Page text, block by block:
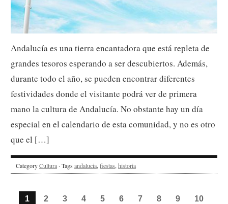
Andalucía es una tierra encantadora que está repleta de
grandes tesoros esperando a ser descubiertos. Además,
durante todo el año, se pueden encontrar diferentes
festividades donde el visitante podrá ver de primera
mano la cultura de Andalucía. No obstante hay un día
especial en el calendario de esta comunidad, y no es otro
que el […]
CategoryCultura · Tags andalucia,fiestas,historia
1 2 3 4 5 6 7 8 9
10